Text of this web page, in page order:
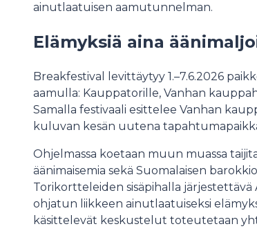
ainutlaatuisen aamutunnelman.
Elämyksiä aina
Breakfestival levittäytyy 1.–7.6.2026
aamulla: Kauppatorille, Vanhan
Samalla festivaali esittelee Vanhan
kuluvan kesän uutena
Ohjelmassa koetaan muun muassa
äänimaisemia sekä Suomalaisen
Torikortteleiden sisäpihalla järjestettävä
ohjatun liikkeen ainutlaatuiseksi
käsittelevät keskustelut toteutetaan